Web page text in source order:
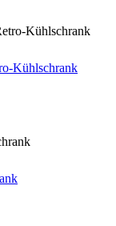
Kühlschrank